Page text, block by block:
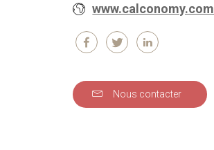
www.calconomy.com
Nous contacter